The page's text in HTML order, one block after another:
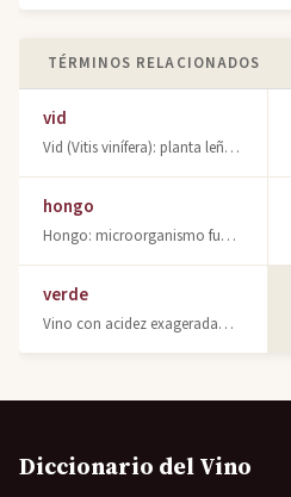
TÉRMINOS RELACIONADOS
vid
Vid (Vitis vinífera): planta leñosa trepadora originaria de Asia, base de la vit
hongo
Hongo: microorganismo fungi esencial en viticultura. Levaduras para fermentación
verde
Vino con acidez exageradamente destacada. Característico de uvas inmaduras. Desc
Diccionario del Vino